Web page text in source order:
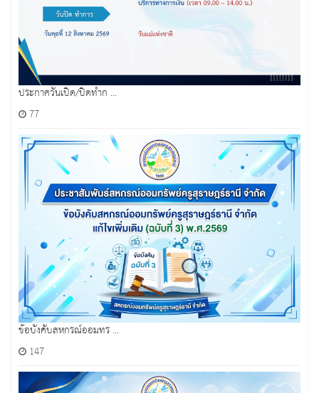
ประกาศวันเปิด/ปิดทำก ...
77
ข้อบังคับสหกรณ์ออมทร ...
147